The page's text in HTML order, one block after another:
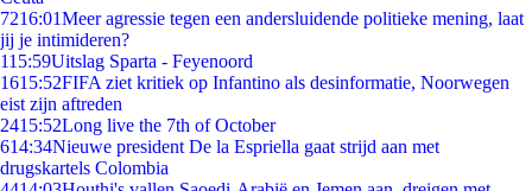
7216:01Meer agressie tegen een andersluidende politieke mening, laat
jij je intimideren?
115:59Uitslag Sparta - Feyenoord
1615:52FIFA ziet kritiek op Infantino als desinformatie, Noorwegen
eist zijn aftreden
2415:52Long live the 7th of October
614:34Nieuwe president De la Espriella gaat strijd aan met
drugskartels Colombia